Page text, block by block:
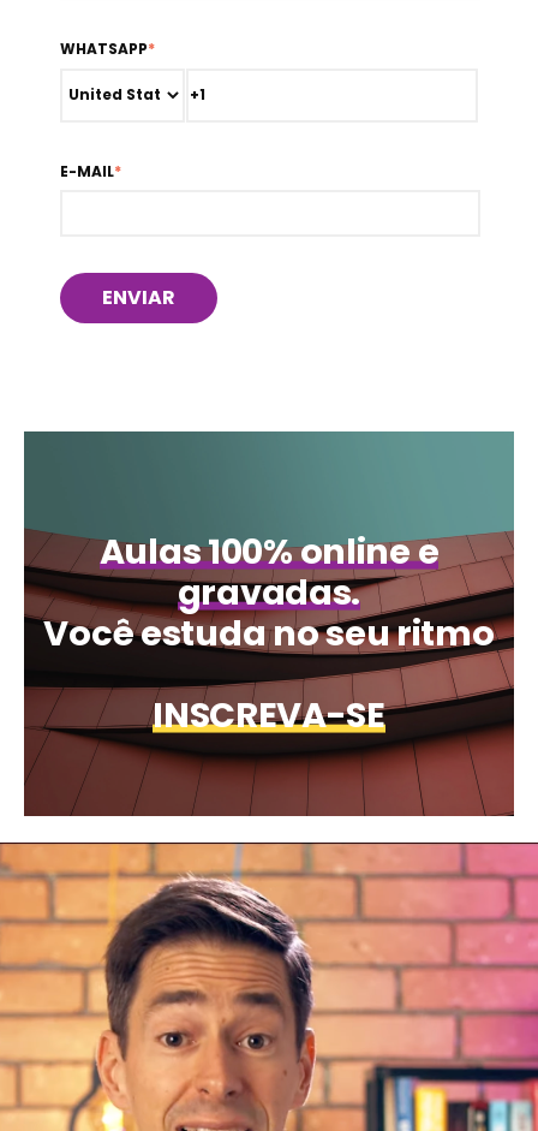
WHATSAPP*
E-MAIL*
Aulas 100% online e
gravadas.
Você estuda no seu ritmo
INSCREVA-SE